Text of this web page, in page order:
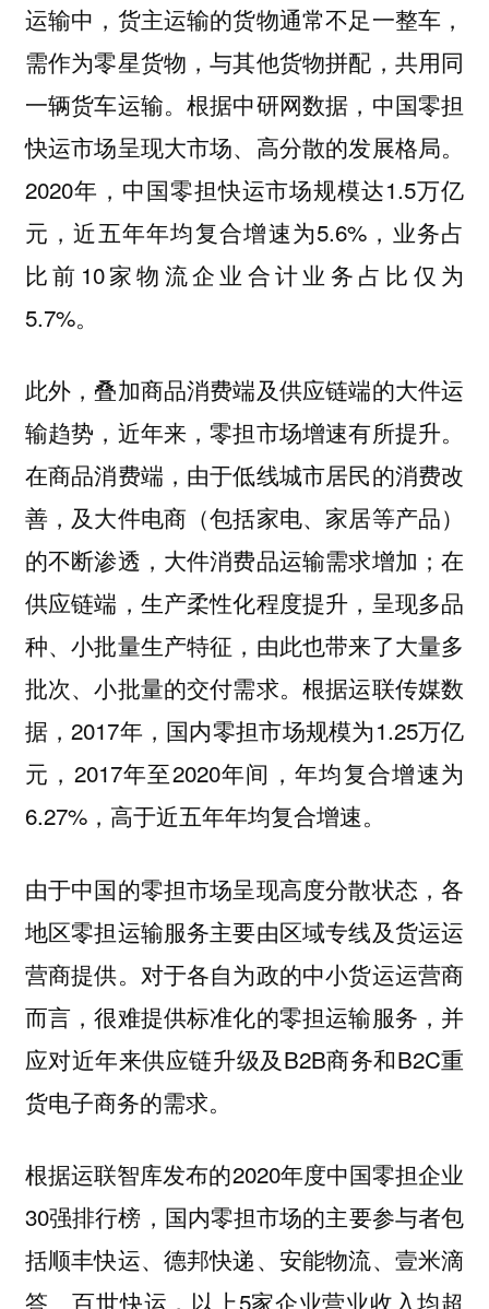
运输中，货主运输的货物通常不足一整车，
需作为零星货物，与其他货物拼配，共用同
一辆货车运输。根据中研网数据，中国零担
快运市场呈现大市场、高分散的发展格局。
2020年，中国零担快运市场规模达1.5万亿
元，近五年年均复合增速为5.6%，业务占
比前10家物流企业合计业务占比仅为
5.7%。
此外，叠加商品消费端及供应链端的大件运
输趋势，近年来，零担市场增速有所提升。
在商品消费端，由于低线城市居民的消费改
善，及大件电商（包括家电、家居等产品）
的不断渗透，大件消费品运输需求增加；在
供应链端，生产柔性化程度提升，呈现多品
种、小批量生产特征，由此也带来了大量多
批次、小批量的交付需求。根据运联传媒数
据，2017年，国内零担市场规模为1.25万亿
元，2017年至2020年间，年均复合增速为
6.27%，高于近五年年均复合增速。
由于中国的零担市场呈现高度分散状态，各
地区零担运输服务主要由区域专线及货运运
营商提供。对于各自为政的中小货运运营商
而言，很难提供标准化的零担运输服务，并
应对近年来供应链升级及B2B商务和B2C重
货电子商务的需求。
根据运联智库发布的2020年度中国零担企业
30强排行榜，国内零担市场的主要参与者包
括顺丰快运、德邦快递、安能物流、壹米滴
答、百世快运，以上5家企业营业收入均超